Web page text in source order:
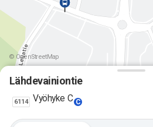
© OpenStreetMap
Lähdevainiontie
6114 Vyöhyke C C